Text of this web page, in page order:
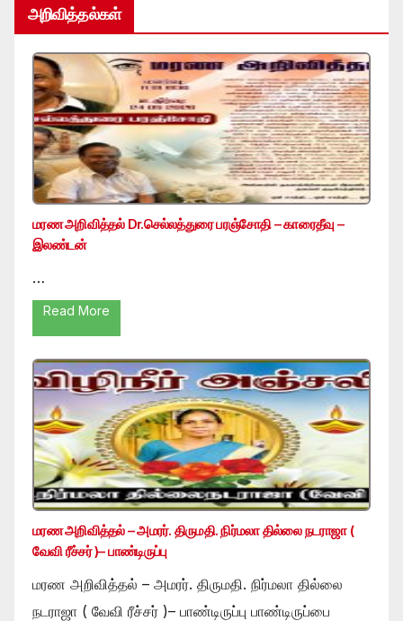
அறிவித்தல்கள்
மரண அறிவித்தல் Dr.செல்லத்துரை பரஞ்சோதி – காரைதீவு –
இலண்டன்
…
Read More
மரண அறிவித்தல் – அமரர். திருமதி. நிர்மலா தில்லை நடராஜா (
வேவி ரீச்சர் )– பாண்டிருப்பு
மரண அறிவித்தல் – அமரர். திருமதி. நிர்மலா தில்லை
நடராஜா ( வேவி ரீச்சர் )– பாண்டிருப்பு பாண்டிருப்பை